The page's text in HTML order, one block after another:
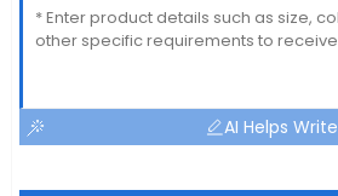
AI Helps Write